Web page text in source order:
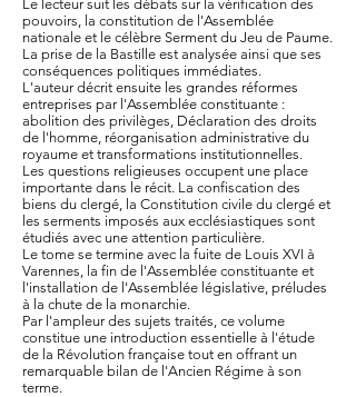
Le lecteur suit les débats sur la vérification des
pouvoirs, la constitution de l'Assemblée
nationale et le célèbre Serment du Jeu de Paume.
La prise de la Bastille est analysée ainsi que ses
conséquences politiques immédiates.
L'auteur décrit ensuite les grandes réformes
entreprises par l'Assemblée constituante :
abolition des privilèges, Déclaration des droits
de l'homme, réorganisation administrative du
royaume et transformations institutionnelles.
Les questions religieuses occupent une place
importante dans le récit. La confiscation des
biens du clergé, la Constitution civile du clergé et
les serments imposés aux ecclésiastiques sont
étudiés avec une attention particulière.
Le tome se termine avec la fuite de Louis XVI à
Varennes, la fin de l'Assemblée constituante et
l'installation de l'Assemblée législative, préludes
à la chute de la monarchie.
Par l'ampleur des sujets traités, ce volume
constitue une introduction essentielle à l'étude
de la Révolution française tout en offrant un
remarquable bilan de l'Ancien Régime à son
terme.